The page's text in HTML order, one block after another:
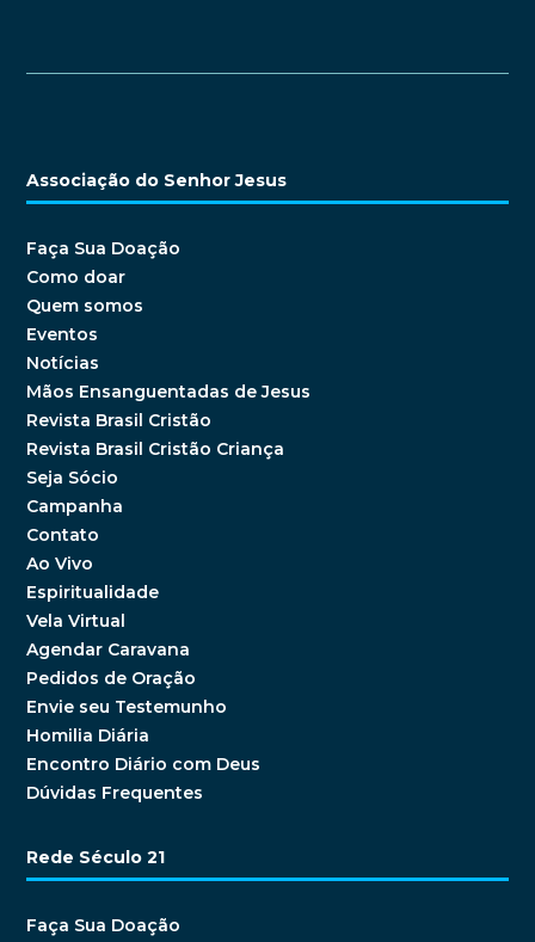
Associação do Senhor Jesus
Faça Sua Doação
Como doar
Quem somos
Eventos
Notícias
Mãos Ensanguentadas de Jesus
Revista Brasil Cristão
Revista Brasil Cristão Criança
Seja Sócio
Campanha
Contato
Ao Vivo
Espiritualidade
Vela Virtual
Agendar Caravana
Pedidos de Oração
Envie seu Testemunho
Homilia Diária
Encontro Diário com Deus
Dúvidas Frequentes
Rede Século 21
Faça Sua Doação